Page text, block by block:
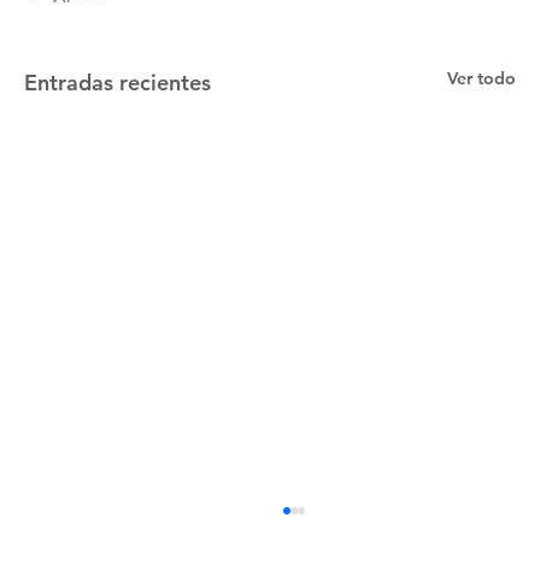
Entradas recientes Ver todo